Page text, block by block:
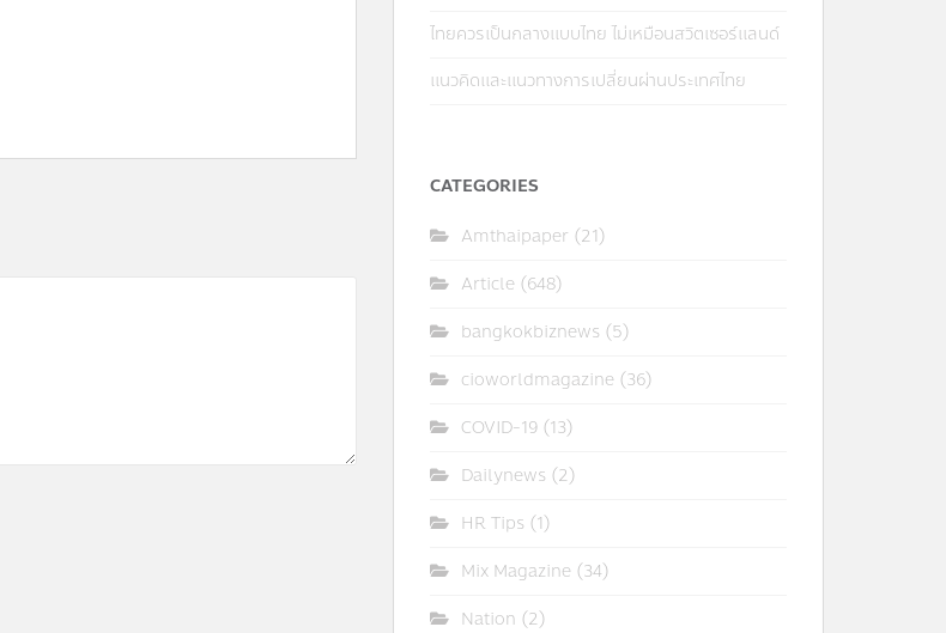
ไทยควรเป็นกลางแบบไทย ไม่เหมือนสวิตเซอร์แลนด์
แนวคิดและแนวทางการเปลี่ยนผ่านประเทศไทย
CATEGORIES
Amthaipaper (21)
Article (648)
bangkokbiznews (5)
cioworldmagazine (36)
COVID-19 (13)
Dailynews (2)
HR Tips (1)
Mix Magazine (34)
Nation (2)